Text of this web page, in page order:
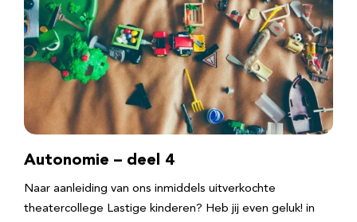
Autonomie – deel 4
Naar aanleiding van ons inmiddels uitverkochte
theatercollege Lastige kinderen? Heb jij even geluk! in